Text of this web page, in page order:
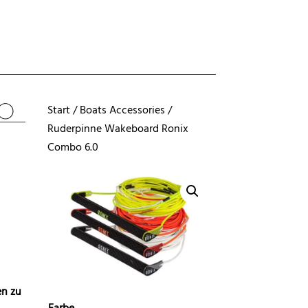
zu
Start/Boats Accessories /
Ruderpinne Wakeboard Ronix
Combo 6.0